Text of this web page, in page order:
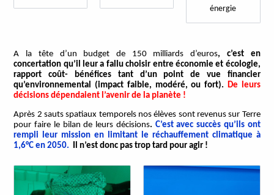
énergie
A la tête d’un budget de 150 milliards d’euros, c’est en
concertation qu’il leur a fallu choisir entre économie et écologie,
rapport coût- bénéfices tant d’un point de vue financier
qu’environnemental (impact faible, modéré, ou fort). De leurs
décisions dépendaient l’avenir de la planète !
Après 2 sauts spatiaux temporels nos élèves sont revenus sur Terre
pour faire le bilan de leurs décisions. C’est avec succès qu’ils ont
rempli leur mission en limitant le réchauffement climatique à
1,6°C en 2050.
Il n’est donc pas trop tard pour agir !